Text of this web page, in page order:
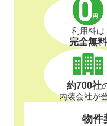
利用料は
完全無料
約700社
内装会社が
物件